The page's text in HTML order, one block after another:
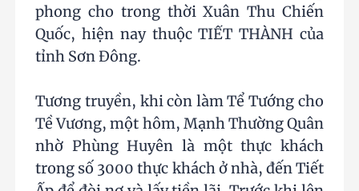
phong cho trong thời Xuân Thu Chiến
Quốc, hiện nay thuộc TIẾT THÀNH của
tỉnh Sơn Đông.
Tương truyền, khi còn làm Tể Tướng cho
Tề Vương, một hôm, Mạnh Thường Quân
nhờ Phùng Huyên là một thực khách
trong số 3000 thực khách ở nhà, đến Tiết